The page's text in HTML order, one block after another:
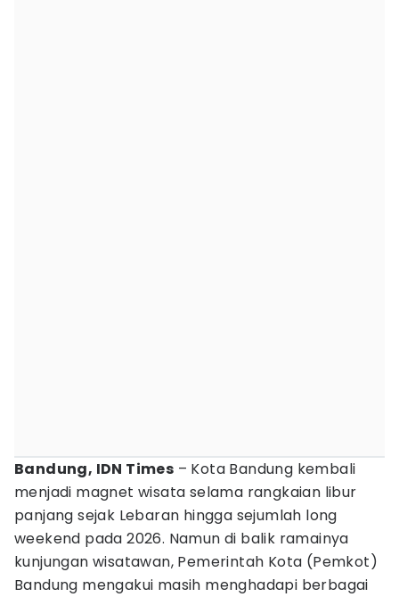
Bandung, IDN Times – Kota Bandung kembali
menjadi magnet wisata selama rangkaian libur
panjang sejak Lebaran hingga sejumlah long
weekend pada 2026. Namun di balik ramainya
kunjungan wisatawan, Pemerintah Kota (Pemkot)
Bandung mengakui masih menghadapi berbagai